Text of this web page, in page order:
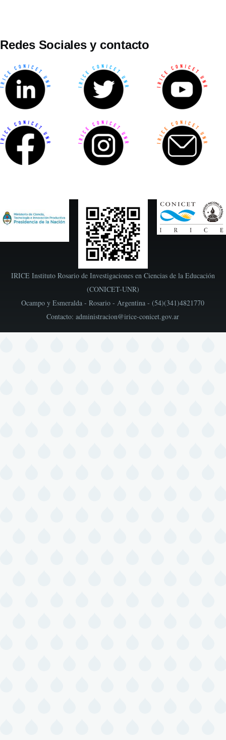
Redes Sociales y contacto
IRICE Instituto Rosario de Investigaciones en Ciencias de la Educación
(CONICET-UNR)
Ocampo y Esmeralda - Rosario - Argentina - (54)(341)4821770
Contacto: administracion@irice-conicet.gov.ar